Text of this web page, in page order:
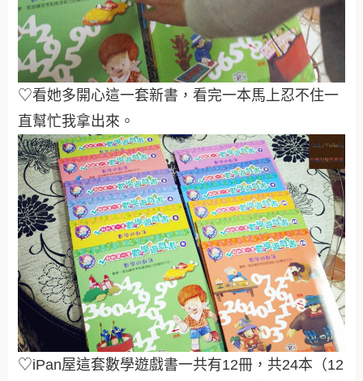
♡看她多開心這一套新書，看完一本馬上忍不住一
直幫忙我拿出來。
♡iPan屋這套數學遊戲書一共有12冊，共24本（12